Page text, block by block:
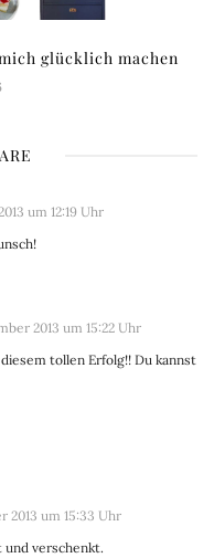
glücklich machen
um 12:19 Uhr
2013 um 15:22 Uhr
tollen Erfolg!! Du kannst
2013 um 15:33 Uhr
verschenkt.